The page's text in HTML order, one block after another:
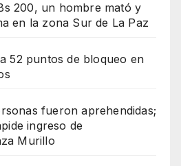
200, un hombre mató y
en la zona Sur de La Paz
52 puntos de bloqueo en
fueron aprehendidas;
ingreso de
Murillo